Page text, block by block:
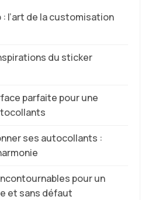
l’art de la customisation
du sticker
parfaite pour une
ses autocollants :
pour un
et sans défaut